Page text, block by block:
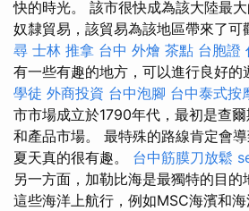
快的時光。 該市很快成為該大陸最
奴隸貿易，該貿易為該地區帶來了可
尋 士林 推拿 台中 外燴 茶點 台胞證
有一些有趣的地方，可以進行良好的
學徒 外商投資 台中泡腳 台中泰式按
市市場成立於1790年代，最初是查
和產品市場。 最特殊的路線肯定會
夏天真的很有趣。 台中筋膜刀放鬆
另一方面，加勒比海是最獨特的目
這些海洋上航行，例如MSC海濱和海